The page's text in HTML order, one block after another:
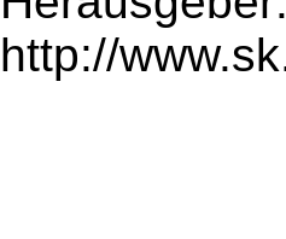
http://